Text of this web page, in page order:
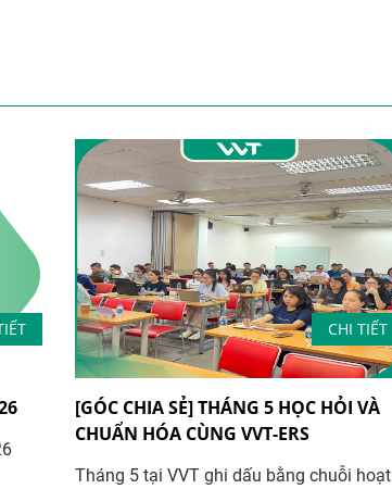
CHI TIẾT
[GÓC CHIA SẺ] THÁNG 5 HỌC HỎI VÀ
CHUẨN HÓA CÙNG VVT-ERS
Tháng 5 tại VVT ghi dấu bằng chuỗi hoạt